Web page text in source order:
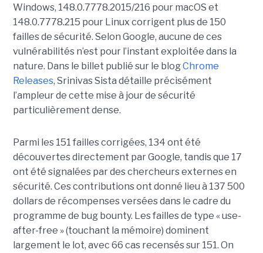
Windows, 148.0.7778.2015/216 pour macOS et
148.0.7778.215 pour Linux corrigent plus de 150
failles de sécurité. Selon Google, aucune de ces
vulnérabilités n’est pour l’instant exploitée dans la
nature. Dans le billet publié sur le blogChrome
Releases, Srinivas Sista détaille précisément
l’ampleur de cette mise à jour de sécurité
particulièrement dense.
Parmi les 151 failles corrigées, 134 ont été
découvertes directement par Google, tandis que 17
ont été signalées par des chercheurs externes en
sécurité. Ces contributions ont donné lieu à 137 500
dollars de récompenses versées dans le cadre du
programme de bug bounty. Les failles de type « use-
after-free » (touchant la mémoire) dominent
largement le lot, avec 66 cas recensés sur 151. On